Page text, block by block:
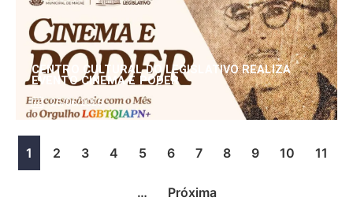
CENTRO CULTURAL DO LEGISLATIVO REALIZA
EVENTO CINEMA E PODER
25/06/2026
1 2 3 4 5 6 7 8 9 10 11
… Próxima